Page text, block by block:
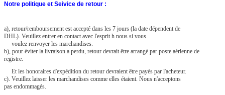
Notre politique et Seivice de retour :
a), retour/remboursement est accepté dans les 7 jours (la date dépendent de
DHL). Veuillez entrer en contact avec l'esprit h nous si vous
voulez renvoyer les marchandises.
b), pour éviter la livraison a perdu, retour devrait être arrangé par poste aérienne de
registre.
Et les honoraires d'expédition du retour devraient être payés par l'acheteur.
c). Veuillez laisser les marchandises comme elles étaient. Nous n'acceptons
pas endommagés.